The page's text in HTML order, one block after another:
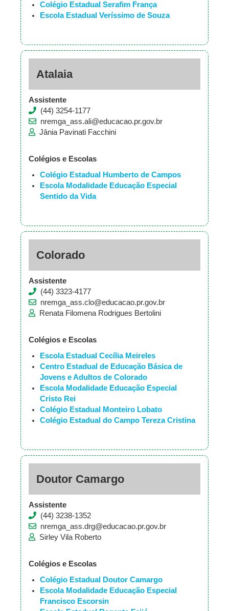
Colégio Estadual Serafim França
Escola Estadual Veríssimo de Souza
Atalaia
Assistente
(44) 3254-1177
nremga_ass.ali@educacao.pr.gov.br
Jânia Pavinati Facchini
Colégios e Escolas
Colégio Estadual Humberto de Campos
Escola Modalidade Educação Especial
Sentido da Vida
Colorado
Assistente
(44) 3323-4177
nremga_ass.clo@educacao.pr.gov.br
Renata Filomena Rodrigues Bertolini
Colégios e Escolas
Escola Estadual Cecília Meireles
Centro Estadual de Educação Básica de
Jovens e Adultos de Colorado
Escola Modalidade Educação Especial
Cristo Rei
Colégio Estadual Monteiro Lobato
Colégio Estadual do Campo Tereza Cristina
Doutor Camargo
Assistente
(44) 3238-1352
nremga_ass.drg@educacao.pr.gov.br
Sirley Vila Roberto
Colégios e Escolas
Colégio Estadual Doutor Camargo
Escola Modalidade Educação Especial
Francisco Escorsin